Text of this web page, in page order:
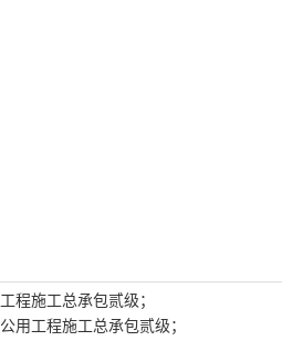
程施工总承包贰级；
用工程施工总承包贰级 ；